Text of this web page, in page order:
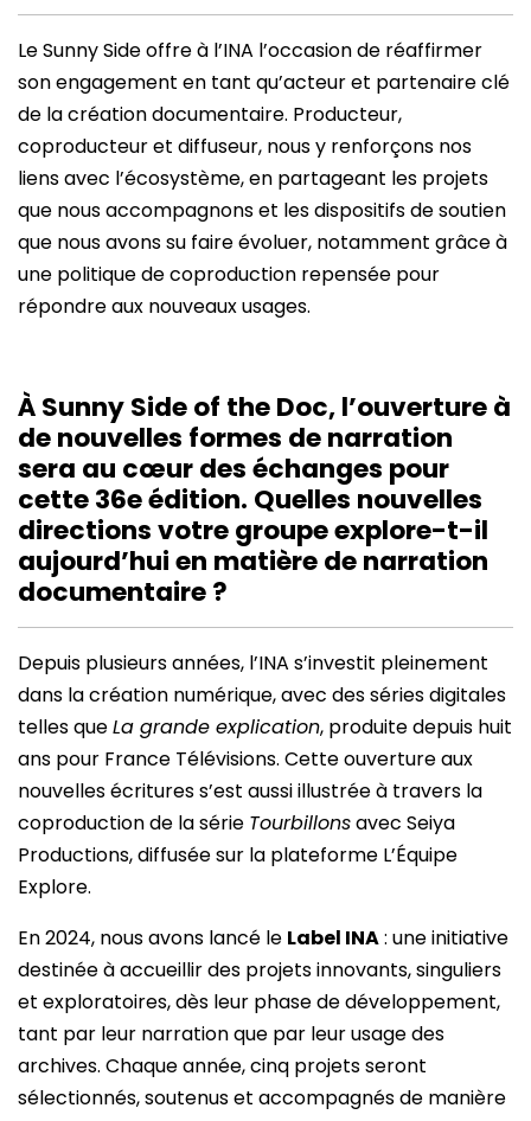
Le Sunny Side offre à l’INA l’occasion de réaffirmer
son engagement en tant qu’acteur et partenaire clé
de la création documentaire. Producteur,
coproducteur et diffuseur, nous y renforçons nos
liens avec l’écosystème, en partageant les projets
que nous accompagnons et les dispositifs de soutien
que nous avons su faire évoluer, notamment grâce à
une politique de coproduction repensée pour
répondre aux nouveaux usages.
À Sunny Side of the Doc, l’ouverture à
de nouvelles formes de narration
sera au cœur des échanges pour
cette 36e édition. Quelles nouvelles
directions votre groupe explore-t-il
aujourd’hui en matière de narration
documentaire ?
Depuis plusieurs années, l’INA s’investit pleinement
dans la création numérique, avec des séries digitales
telles queLa grande explication, produite depuis huit
ans pour France Télévisions. Cette ouverture aux
nouvelles écritures s’est aussi illustrée à travers la
coproduction de la série Tourbillonsavec Seiya
Productions, diffusée sur la plateforme L’Équipe
Explore.
En 2024, nous avons lancé le Label INA: une initiative
destinée à accueillir des projets innovants, singuliers
et exploratoires, dès leur phase de développement,
tant par leur narration que par leur usage des
archives. Chaque année, cinq projets seront
sélectionnés, soutenus et accompagnés de manière